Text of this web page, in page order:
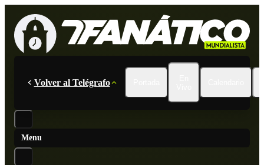
Volver al Telégrafo
Menu